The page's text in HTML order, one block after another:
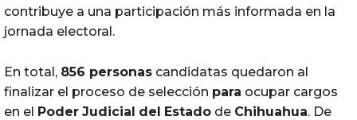
contribuye a una participación más informada en la
jornada electoral.
En total, 856 personas candidatas quedaron al
finalizar el proceso de selección para ocupar cargos
en el Poder Judicial del Estado de Chihuahua. De